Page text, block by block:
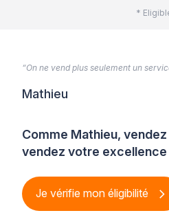
*
Comme Mathieu,
vendez votre excellence
Je vérifie mon éligibilité
“On ne vend plus seulement un
Mathieu